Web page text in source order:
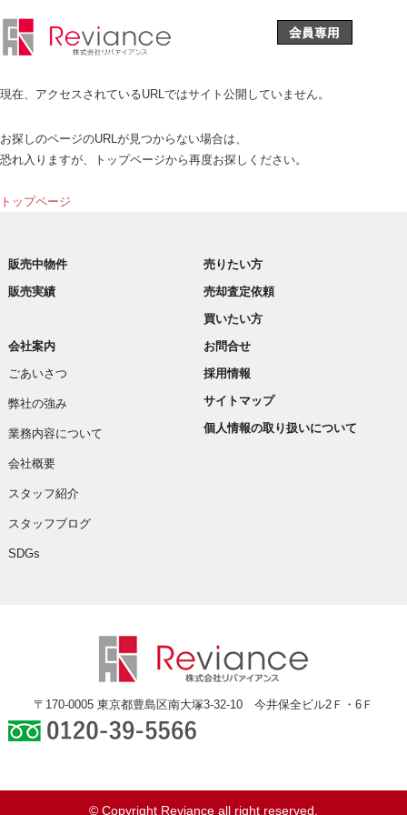
現在、アクセスされているURLではサイト公開していません。
お探しのページのURLが見つからない場合は、
恐れ入りますが、トップページから再度お探しください。
トップページ
販売中物件
販売実績
売りたい方
売却査定依頼
買いたい方
会社案内
ごあいさつ
弊社の強み
業務内容について
会社概要
スタッフ紹介
スタッフブログ
SDGs
お問合せ
採用情報
サイトマップ
個人情報の取り扱いについて
〒170-0005 東京都豊島区南大塚3-32-10 今井保全ビル2Ｆ・6Ｆ
© Copyright Reviance all right reserved.